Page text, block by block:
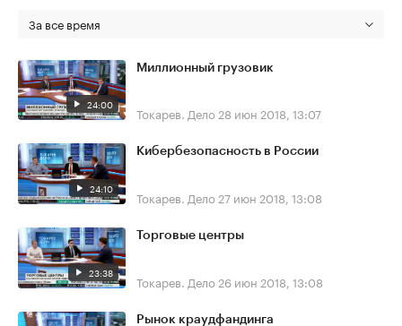
За все время
24:00
Миллионный грузовик
Токарев. Дело 28 июн 2018, 13:07
24:10
Кибербезопасность в России
Токарев. Дело 27 июн 2018, 13:08
23:38
Торговые центры
Токарев. Дело 26 июн 2018, 13:08
Рынок краудфандинга